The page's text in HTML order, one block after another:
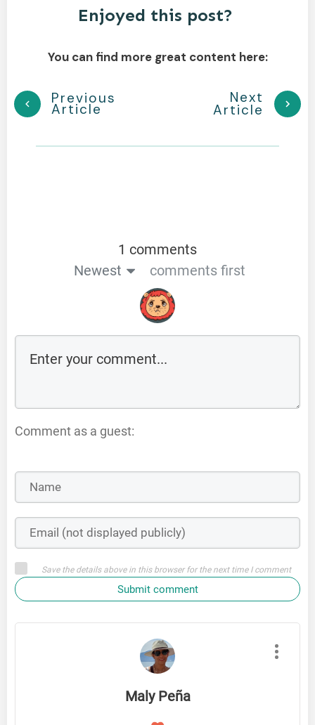
Enjoyed this post?
You can find more great content here:
Previous
Article
Next
Article
1 comments
Newest
comments first
Comment as a guest:
Save the details above in this browser for the next time I comment
Submit comment
Maly Peña